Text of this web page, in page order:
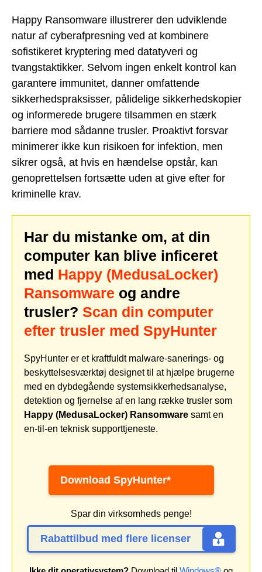
Happy Ransomware illustrerer den udviklende
natur af cyberafpresning ved at kombinere
sofistikeret kryptering med datatyveri og
tvangstaktikker. Selvom ingen enkelt kontrol kan
garantere immunitet, danner omfattende
sikkerhedspraksisser, pålidelige sikkerhedskopier
og informerede brugere tilsammen en stærk
barriere mod sådanne trusler. Proaktivt forsvar
minimerer ikke kun risikoen for infektion, men
sikrer også, at hvis en hændelse opstår, kan
genoprettelsen fortsætte uden at give efter for
kriminelle krav.
Har du mistanke om, at din
computer kan blive inficeret
med Happy (MedusaLocker)
Ransomware og andre
trusler? Scan din computer
efter trusler med SpyHunter
SpyHunter er et kraftfuldt malware-sanerings- og
beskyttelsesværktøj designet til at hjælpe brugerne
med en dybdegående systemsikkerhedsanalyse,
detektion og fjernelse af en lang række trusler som
Happy (MedusaLocker) Ransomware samt en
en-til-en teknisk supporttjeneste.
Download SpyHunter*
Spar din virksomheds penge!
Rabattilbud med flere licenser